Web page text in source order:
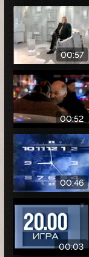
00:57
00:52
00:46
00:03